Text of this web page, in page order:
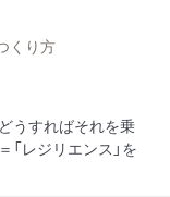
くり方
うすればそれを乗
レジリエンス」を